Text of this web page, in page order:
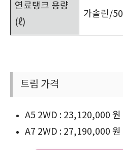
연료탱크 용량
(ℓ)
가솔린/50
트림 가격
A5 2WD : 23,120,000 원
A7 2WD : 27,190,000 원